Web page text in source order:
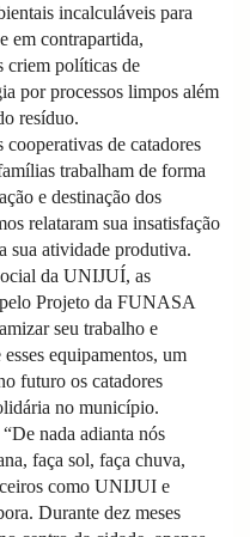
incalculáveis para
em contrapartida,
criem políticas de
por processos limpos além
resíduo.
de catadores
trabalham de forma
e destinação dos
relataram sua insatisfação
sua atividade produtiva.
da UNIJUÍ, as
Projeto da FUNASA
seu trabalho e
equipamentos, um
futuro os catadores
no município.
nada adianta nós
faça sol, faça chuva,
como UNIJUI e
Durante dez meses